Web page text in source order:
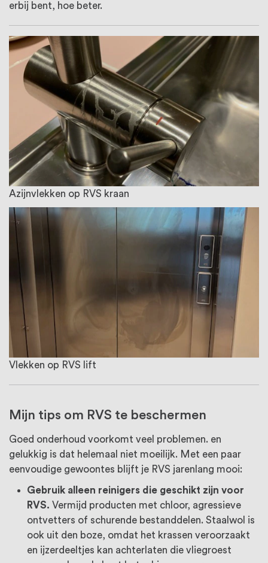
erbij bent, hoe beter.
Azijnvlekken op RVS kraan
Vlekken op RVS lift
Mijn tips om RVS te beschermen
Goed onderhoud voorkomt veel problemen. en
gelukkig is dat helemaal niet moeilijk. Met een paar
eenvoudige gewoontes blijft je RVS jarenlang mooi:
Gebruik alleen reinigers die geschikt zijn voor
RVS. Vermijd producten met chloor, agressieve
ontvetters of schurende bestanddelen. Staalwol is
ook uit den boze, omdat het krassen veroorzaakt
en ijzerdeeltjes kan achterlaten die vliegroest